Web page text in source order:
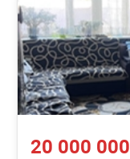
20 000 000